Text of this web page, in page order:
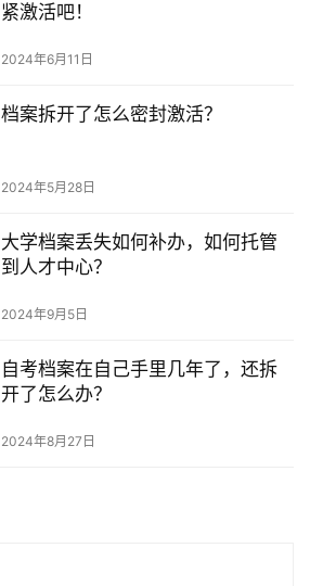
紧激活吧！
2024年6月11日
档案拆开了怎么密封激活？
2024年5月28日
大学档案丢失如何补办，如何托管
到人才中心？
2024年9月5日
自考档案在自己手里几年了，还拆
开了怎么办？
2024年8月27日